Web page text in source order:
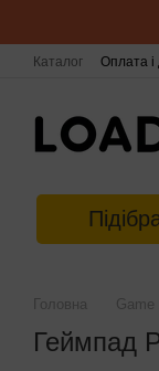
Каталог Оплата і
Головна Game
Геймпад